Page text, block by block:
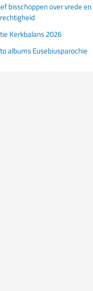
bisschoppen over vrede en
Kerkbalans 2026
albums Eusebiusparochie